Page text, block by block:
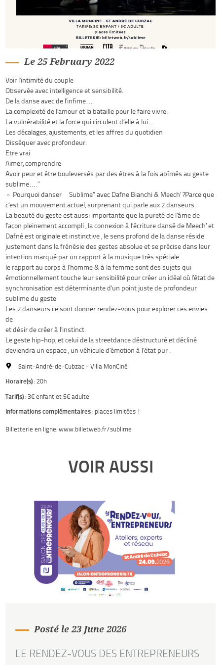
Le 25 February 2022
Voir l’intimité du couple
Observée avec intelligence et sensibilité.
De la danse avec de l’infime…
La complexité de l’amour et la bataille pour le faire vivre.
La vulnérabilité et la force qui circulent d’elle à lui…
Les décalages, ajustements, et les affres du quotidien
Disséquer avec profondeur.
Etre vrai
Aimer, comprendre
Avoir peur et être bouleversés par des êtres à la fois abîmés au geste
sublime….”
« Pourquoi danser “Sublime” avec Dafne Bianchi & Meech’ ?Parce que
c’est un mouvement actuel, surprenant qui parle aux 2 danseurs.
La beauté du geste est aussi importante que la pureté de l’âme de
façon pleinement accompli , la connexion à l’écriture dansé de Meech’ et
Dafné est originale et instinctive , le sens profond de la danse réside
justement dans la frénésie des gestes absolue et se précise dans leur
intention marqué par un rapport à la musique très spéciale.
le rapport au corps à l’homme & à la femme sont des sujets qui
émotionnellement touche leur sensibilité pour créer un idéal où l’état de
synchronisation est déterminante d’un point juste de profondeur
sublime du geste
Les 2 danseurs ce sont donner rendez-vous pour explorer ces envies
de
et désir de créer à l’instinct.
Le geste hip-hop, et celui de la streetdance déstructuré et décliné
deviendra un espace , un véhicule d’émotion à l’état pur .
Saint-André-de-Cubzac - Villa MonCiné
Horaire(s) : 20h
Tarif(s) : 3€ enfant et 5€ adulte
Informations complémentaires : places limitées !
Billetterie en ligne: www.billetweb.fr/sublime
VOIR AUSSI
Posté le 23 June 2026
LE RENDEZ-VOUS DES ENTREPRENEURS